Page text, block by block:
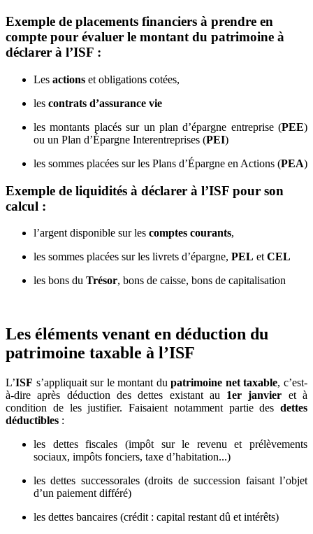
Exemple de placements financiers à prendre en
compte pour évaluer le montant du patrimoine à
déclarer à l’ISF :
Les actions et obligations cotées,
les contrats d’assurance vie
les montants placés sur un plan d’épargne entreprise (PEE)
ou un Plan d’Épargne Interentreprises (PEI)
les sommes placées sur les Plans d’Épargne en Actions (PEA)
Exemple de liquidités à déclarer à l’ISF pour son
calcul :
l’argent disponible sur les comptes courants,
les sommes placées sur les livrets d’épargne, PEL et CEL
les bons du Trésor, bons de caisse, bons de capitalisation
Les éléments venant en déduction du
patrimoine taxable à l’ISF
L’ISF s’appliquait sur le montant dupatrimoine net taxable, c’est-
à-dire après déduction des dettes existant au 1er janvier et à
condition de les justifier. Faisaient notamment partie des dettes
déductibles :
les dettes fiscales (impôt sur le revenu et prélèvements
sociaux, impôts fonciers, taxe d’habitation...)
les dettes successorales (droits de succession faisant l’objet
d’un paiement différé)
les dettes bancaires (crédit : capital restant dû et intérêts)